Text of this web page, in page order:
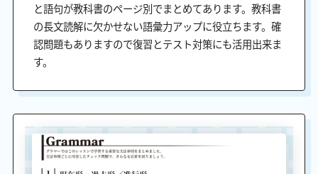
と語句が教科書のページ別でまとめてあります。教科書
の長文読解に欠かせない語彙力アップに役立ちます。確
認問題もありますので復習とテスト対策にも活用出来ま
す。